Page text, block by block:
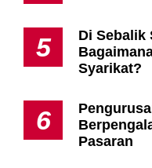
5
Di Sebalik
Syarikat?
6
Pasaran